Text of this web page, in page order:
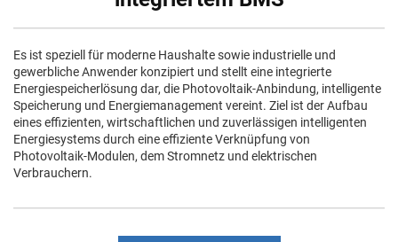
Es ist speziell für moderne Haushalte sowie industrielle und
gewerbliche Anwender konzipiert und stellt eine integrierte
Energiespeicherlösung dar, die Photovoltaik-Anbindung, intelligente
Speicherung und Energiemanagement vereint. Ziel ist der Aufbau
eines effizienten, wirtschaftlichen und zuverlässigen intelligenten
Energiesystems durch eine effiziente Verknüpfung von
Photovoltaik-Modulen, dem Stromnetz und elektrischen
Verbrauchern.